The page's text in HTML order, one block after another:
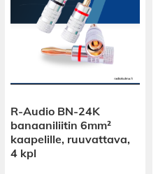
R-Audio BN-24K
banaaniliitin 6mm²
kaapelille, ruuvattava,
4 kpl